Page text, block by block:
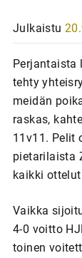
Julkaistu
Perjantaista
tehty
meidän
raskas,
11v11. Pelit
pietarilaista
kaikki
Vaikka
4-0 voitto
toinen